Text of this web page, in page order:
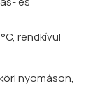
rendkívül
nyomáson,